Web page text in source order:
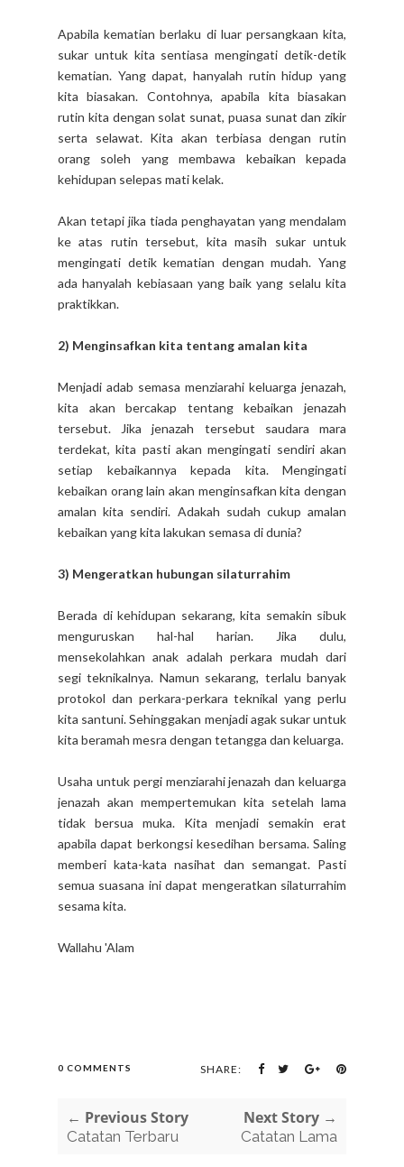
Apabila kematian berlaku di luar persangkaan kita,
sukar untuk kita sentiasa mengingati detik-detik
kematian. Yang dapat, hanyalah rutin hidup yang
kita biasakan. Contohnya, apabila kita biasakan
rutin kita dengan solat sunat, puasa sunat dan zikir
serta selawat. Kita akan terbiasa dengan rutin
orang soleh yang membawa kebaikan kepada
kehidupan selepas mati kelak.
Akan tetapi jika tiada penghayatan yang mendalam
ke atas rutin tersebut, kita masih sukar untuk
mengingati detik kematian dengan mudah. Yang
ada hanyalah kebiasaan yang baik yang selalu kita
praktikkan.
2) Menginsafkan kita tentang amalan kita
Menjadi adab semasa menziarahi keluarga jenazah,
kita akan bercakap tentang kebaikan jenazah
tersebut. Jika jenazah tersebut saudara mara
terdekat, kita pasti akan mengingati sendiri akan
setiap kebaikannya kepada kita. Mengingati
kebaikan orang lain akan menginsafkan kita dengan
amalan kita sendiri. Adakah sudah cukup amalan
kebaikan yang kita lakukan semasa di dunia?
3) Mengeratkan hubungan silaturrahim
Berada di kehidupan sekarang, kita semakin sibuk
menguruskan hal-hal harian. Jika dulu,
mensekolahkan anak adalah perkara mudah dari
segi teknikalnya. Namun sekarang, terlalu banyak
protokol dan perkara-perkara teknikal yang perlu
kita santuni. Sehinggakan menjadi agak sukar untuk
kita beramah mesra dengan tetangga dan keluarga.
Usaha untuk pergi menziarahi jenazah dan keluarga
jenazah akan mempertemukan kita setelah lama
tidak bersua muka. Kita menjadi semakin erat
apabila dapat berkongsi kesedihan bersama. Saling
memberi kata-kata nasihat dan semangat. Pasti
semua suasana ini dapat mengeratkan silaturrahim
sesama kita.
Wallahu 'Alam
0 COMMENTS SHARE:
← Previous Story
Catatan Terbaru
Next Story →
Catatan Lama